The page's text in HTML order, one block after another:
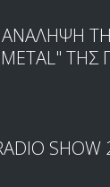
METAL"